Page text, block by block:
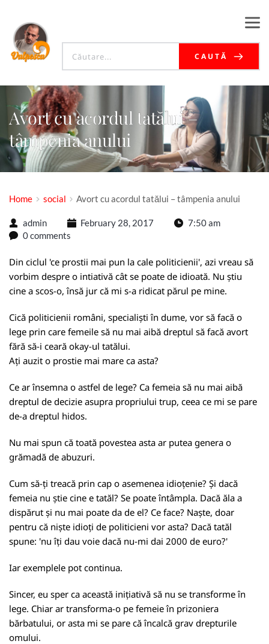
CAUTĂ
Avort cu acordul tatălui –
tâmpenia anului
Home social Avort cu acordul tatălui – tâmpenia anului
admin February 28, 2017
7:50 am
0 comments
Din ciclul 'ce prostii mai pun la cale politicienii', azi vreau să
vorbim despre o intiativă cât se poate de idioată. Nu știu
cine a scos-o, însă jur că mi s-a ridicat părul pe mine.
Cică politicienii români, specialiști în dume, vor să facă o
lege prin care femeile să nu mai aibă dreptul să facă avort
fără să-i ceară okay-ul tatălui.
Ați auzit o prostie mai mare ca asta?
Ce ar însemna o astfel de lege? Ca femeia să nu mai aibă
dreptul de decizie asupra propriului trup, ceea ce mi se pare
de-a dreptul hidos.
Nu mai spun că toată povestea asta ar putea genera o
grămadă de abuzuri.
Cum să-ți treacă prin cap o asemenea idioțenie? Și dacă
femeia nu știe cine e tatăl? Se poate întâmpla. Dacă ăla a
dispărut și nu mai poate da de el? Ce face? Naște, doar
pentru că niște idioți de politicieni vor asta? Dacă tatăl
spune: 'nu îți dau voie dacă nu-mi dai 2000 de euro?'
Iar exemplele pot continua.
Sincer, eu sper ca această inițiativă să nu se transforme în
lege. Chiar ar transforma-o pe femeie în prizoniera
bărbatului, or asta mi se pare că încalcă grav drepturile
omului.